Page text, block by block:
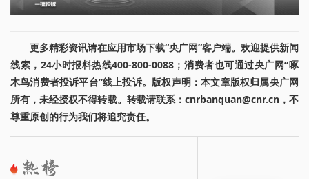
更多精彩资讯请在应用市场下载“央广网”客户端。欢迎提供新闻
线索，24小时报料热线400-800-0088；消费者也可通过央广网“啄
木鸟消费者投诉平台”线上投诉。版权声明：本文章版权归属央广网
所有，未经授权不得转载。转载请联系：cnrbanquan@cnr.cn，不
尊重原创的行为我们将追究责任。